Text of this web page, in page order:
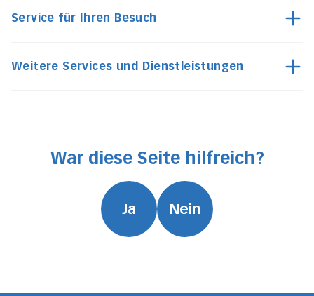
Service für Ihren Besuch
Weitere Services und Dienstleistungen
War diese Seite hilfreich?
Ja Nein